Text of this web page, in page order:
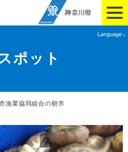
Language
ポット
漁業協同組合の朝市